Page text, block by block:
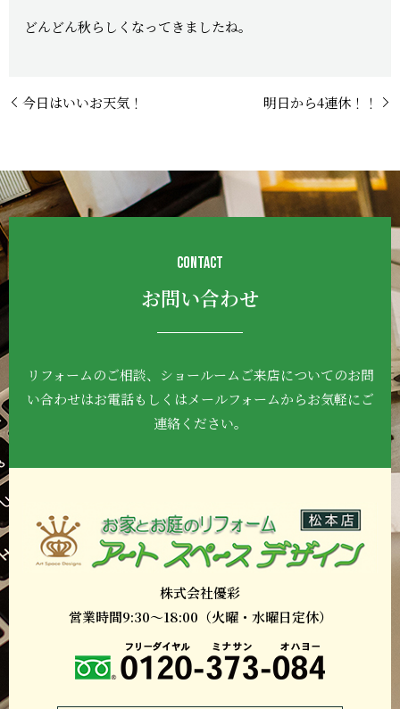
どんどん秋らしくなってきましたね。
今日はいいお天気！ 明日から4連休！！
CONTACT
お問い合わせ
リフォームのご相談、ショールームご来店についてのお問
い合わせはお電話もしくはメールフォームからお気軽にご
連絡ください。
株式会社優彩
営業時間9:30～18:00（火曜・水曜日定休）